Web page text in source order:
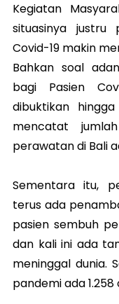
Kegiatan
situasinya justru
Covid-19 makin
Bahkan soal
bagi Pasien
dibuktikan
mencatat
perawatan di Bali
Sementara itu,
terus ada
pasien sembuh
dan kali ini ada
meninggal dunia.
pandemi ada